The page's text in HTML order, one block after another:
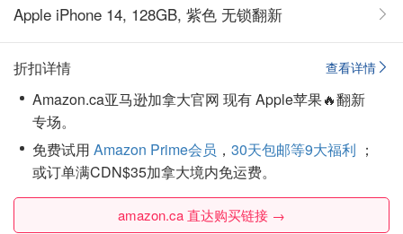
Apple iPhone 14, 128GB, 紫色 无锁翻新
查看详情
折扣详情
Amazon.ca亚马逊加拿大官网 现有 Apple苹果🔥翻新
专场。
免费试用 Amazon Prime会员 ， 30天包邮等9大福利 ；
或订单满CDN$35加拿大境内免运费。
amazon.ca 直达购买链接 →